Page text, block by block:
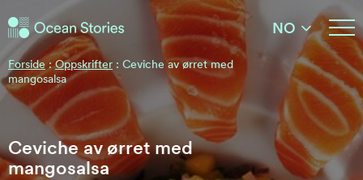
Ocean Stories
Ocean Stories
NO
Forside:Oppskrifter : Ceviche av ørret med
mangosalsa
Ceviche av ørret med
mangosalsa